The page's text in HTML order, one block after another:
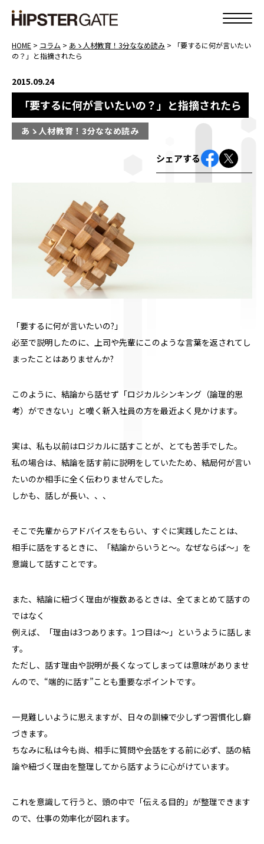
HOME > コラム > あゝ人材教育！3分ななめ読み >
「要するに何が言いたい
の？」と指摘されたら
2015.09.24
「要するに何が言いたいの？」と指摘されたら
あゝ人材教育！3分ななめ読み
シェアする
「要するに何が言いたいの?」
必至で説明したのに、上司や先輩にこのような言葉を返されてし
まったことはありませんか?
このように、結論から話せず「ロジカルシンキング（論理的思
考）ができない」と嘆く新入社員の方を最近よく見かけます。
実は、私も以前はロジカルに話すことが、とても苦手でした。
私の場合は、結論を話す前に説明をしていたため、結局何が言い
たいのか相手に全く伝わりませんでした。
しかも、話しが長い、、、
そこで先輩からアドバイスをもらい、すぐに実践したことは、
相手に話をするときに、「結論からいうと～。なぜならば～」を
意識して話すことです。
また、結論に紐づく理由が複数あるときは、全てまとめて話すの
ではなく
例えば、「理由は3つあります。1つ目は～」というように話しま
す。
ただし、話す理由や説明が長くなってしまっては意味がありませ
んので、“端的に話す”ことも重要なポイントです。
一見難しいように思えますが、日々の訓練で少しずつ習慣化し癖
づきます。
ちなみに私は今も尚、相手に質問や会話をする前に必ず、話の結
論や紐づく理由を整理してから話すように心がけています。
これを意識して行うと、頭の中で「伝える目的」が整理できます
ので、仕事の効率化が図れます。